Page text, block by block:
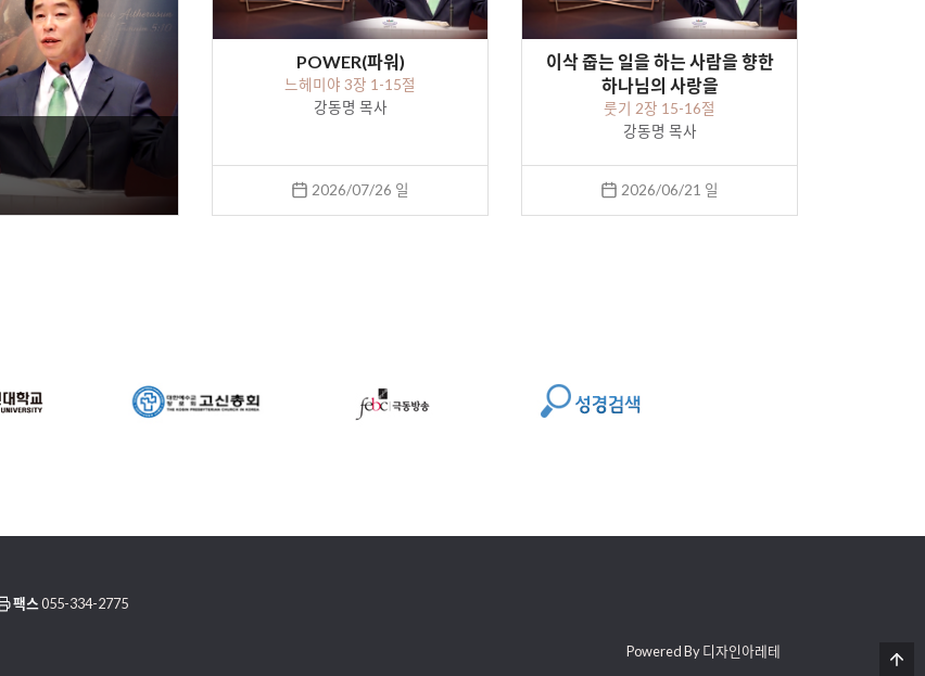
POWER(파워)
느헤미야 3장 1-15절
강동명 목사
2026/07/26 일
이삭 줍는 일을 하는 사람을 향한
하나님의 사랑을
룻기 2장 15-16절
강동명 목사
2026/06/21 일
팩스055-334-2775
Powered By 디자인아레테